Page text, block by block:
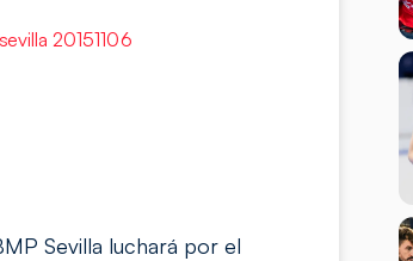
Sevilla luchará por el